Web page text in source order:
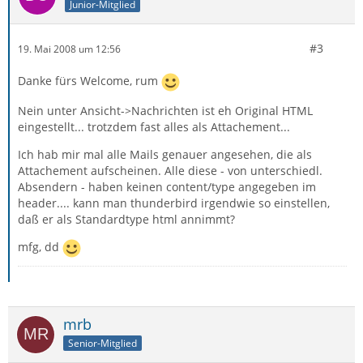
Junior-Mitglied
19. Mai 2008 um 12:56 #3
Danke fürs Welcome, rum
Nein unter Ansicht->Nachrichten ist eh Original HTML
eingestellt... trotzdem fast alles als Attachement...
Ich hab mir mal alle Mails genauer angesehen, die als
Attachement aufscheinen. Alle diese - von unterschiedl.
Absendern - haben keinen content/type angegeben im
header.... kann man thunderbird irgendwie so einstellen,
daß er als Standardtype html annimmt?
mfg, dd
mrb
Senior-Mitglied